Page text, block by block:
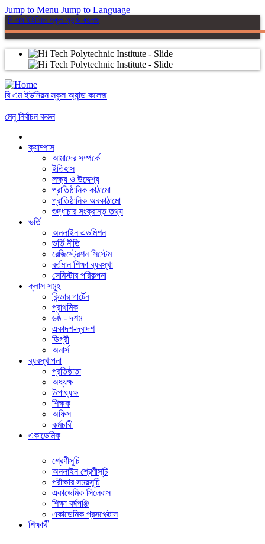
Jump to Menu Jump to Language
বি এম ইউনিয়ন স্কুল অ্যান্ড কলেজ
বি এম ইউনিয়ন স্কুল অ্যান্ড কলেজ
মেনু নির্বাচন করুন
ক্যাম্পাস
আমাদের সম্পর্কে
ইতিহাস
লক্ষ্য ও উদ্দেশ্য
প্রাতিষ্ঠানিক কাঠামো
প্রাতিষ্ঠানিক অবকাঠামো
শুদ্ধাচার সংক্রান্ত তথ্য
ভর্তি
অনলাইন এডমিশন
ভর্তি নীতি
রেজিস্ট্রেশন সিস্টেম
বর্তমান শিক্ষা ব্যবস্থা
সেমিস্টার পরিকল্পনা
ক্লাস সমূহ
কিন্ডার গার্টেন
প্রাথমিক
৬ষ্ঠ - দশম
একাদশ-দ্বাদশ
ডিগ্রী
অনার্স
ব্যবস্থাপনা
প্রতিষ্ঠাতা
অধ্যক্ষ
উপাধ্যক্ষ
শিক্ষক
অফিস
কর্মচারী
একাডেমিক
শ্রেণীসূচি
অনলাইন শ্রেণীসূচি
পরীক্ষার সময়সূচি
একাডেমিক সিলেবাস
শিক্ষা বর্ষপঞ্জি
একাডেমিক প্রসপেক্টাস
শিক্ষার্থী